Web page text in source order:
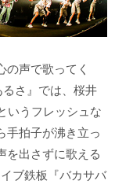
声で歌ってく
さ』では、桜井
いうフレッシュな
手拍子が沸き立っ
出さずに歌える
ブ鉄板『バカサバ